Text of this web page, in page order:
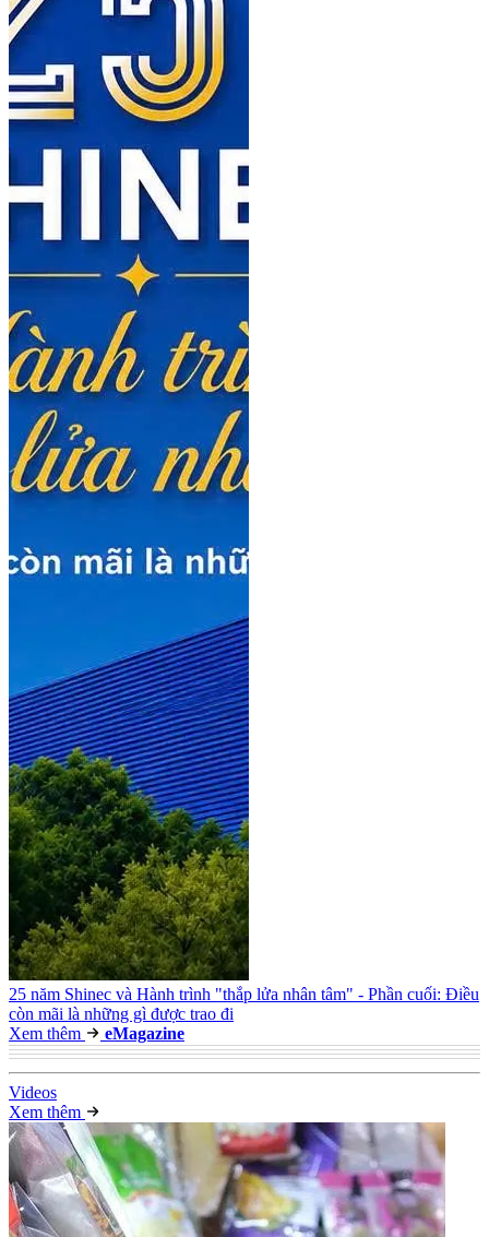
25 năm Shinec và Hành trình "thắp lửa nhân tâm" - Phần cuối: Điều
còn mãi là những gì được trao đi
Xem thêm
eMagazine
Videos
Xem thêm